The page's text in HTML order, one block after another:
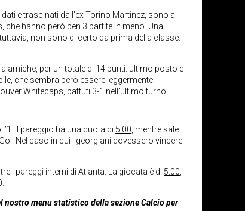
e trascinati dall’ex Torino Martinez, sono al
che hanno però ben 3 partite in meno. Una
non sono di certo da prima della classe:
amiche, per un totale di 14 punti: ultimo posto e
che sembra però essere leggermente
Whitecaps, battuti 3-1 nell’ultimo turno.
Il pareggio ha una quota di 5.00 , mentre sale
Nel caso in cui i georgiani dovessero vincere
i pareggi interni di Atlanta. La giocata è di 5.00
nostro menu statistico della sezione Calcio per